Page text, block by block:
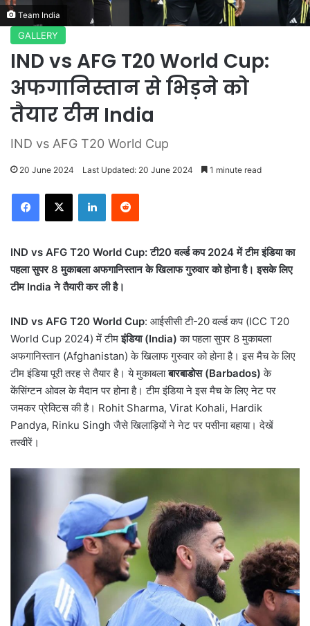
Team India
GALLERY
IND vs AFG T20 World Cup:
अफगानिस्तान से भिड़ने को
तैयार टीम India
IND vs AFG T20 World Cup
20 June 2024 Last Updated: 20 June 2024 1 minute read
LinkedInReddit
IND vs AFG T20 World Cup: टी20 वर्ल्ड कप 2024 में टीम इंडिया का
पहला सुपर 8 मुकाबला अफगानिस्तान के खिलाफ गुरुवार को होना है। इसके लिए
टीम India ने तैयारी कर ली है।
IND vs AFG T20 World Cup: आईसीसी टी-20 वर्ल्ड कप (ICC T20
World Cup 2024) में टीमइंडिया (India)का पहला सुपर 8 मुकाबला
अफगानिस्तान (Afghanistan) के खिलाफ गुरुवार को होना है। इस मैच के लिए
टीम इंडिया पूरी तरह से तैयार है। ये मुकाबलाबारबाडोस (Barbados)के
केंसिंग्टन ओवल के मैदान पर होना है। टीम इंडिया ने इस मैच के लिए नेट पर
जमकर प्रेक्टिस की है। Rohit Sharma, Virat Kohali, Hardik
Pandya, Rinku Singh जैसे खिलाड़ियों ने नेट पर पसीना बहाया। देखें
तस्वीरें।